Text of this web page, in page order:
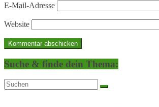
E-Mail-Adresse
Website
Suche & finde dein Thema: